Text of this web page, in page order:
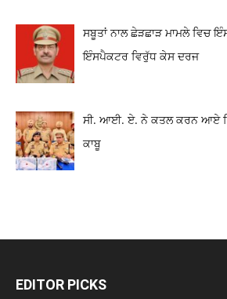
ਸਬੂਤਾਂ ਨਾਲ ਛੇੜਛਾੜ ਮਾਮਲੇ ਵਿਚ
ਇੰਸਪੈਕਟਰ ਵਿਰੁੱਧ ਕੇਸ ਦਰਜ
ਸੀ. ਆਈ. ਏ. ਨੇ ਕਤਲ ਕਰਨ ਆਏ
ਕਾਬੂ
EDITOR PICKS